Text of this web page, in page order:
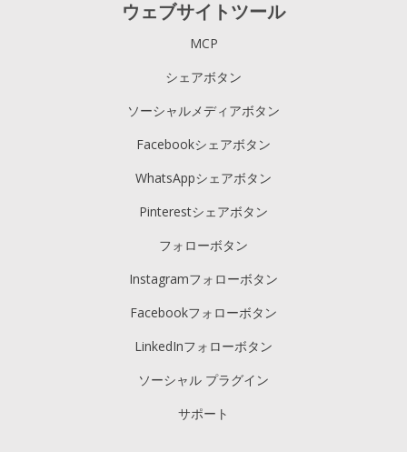
ウェブサイトツール
MCP
シェアボタン
ソーシャルメディアボタン
Facebookシェアボタン
WhatsAppシェアボタン
Pinterestシェアボタン
フォローボタン
Instagramフォローボタン
Facebookフォローボタン
LinkedInフォローボタン
ソーシャル プラグイン
サポート